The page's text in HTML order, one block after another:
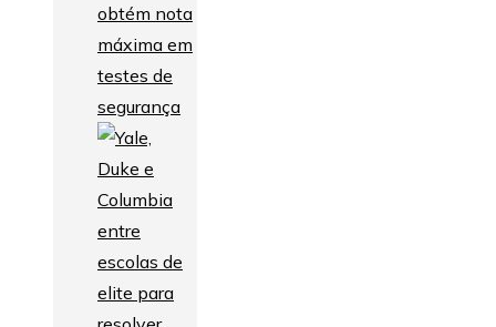
obtém nota
máxima em
testes de
segurança